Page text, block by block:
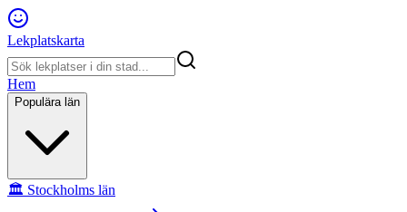
Lekplatskarta
Hem
Populära län
🏛️ Stockholms län